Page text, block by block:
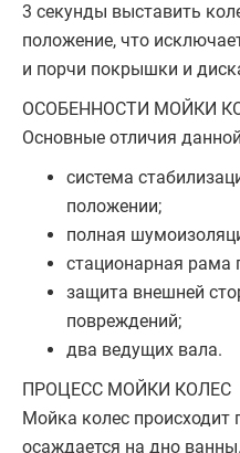
3 секунды выставить
положение, что
и порчи покрышки и
ОСОБЕННОСТИ МОЙКИ
Основные отличия
система
положении;
полная
стационарная рама
защита внешней
повреждений;
два ведущих вала.
ПРОЦЕСС МОЙКИ КОЛЕС
Мойка колес происходит
осаждается на дно